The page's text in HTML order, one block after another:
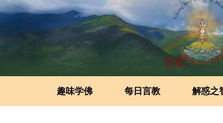
首页
趣味学佛 每日言教 解惑之